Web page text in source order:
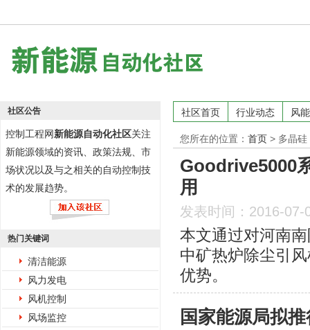
社区公告
控制工程网新能源自动化社区关注
新能源领域的资讯、政策法规、市
场状况以及与之相关的自动控制技
术的发展趋势。
热门关键词
清洁能源
风力发电
风机控制
风场监控
社区首页 行业动态 风能
您所在的位置： 首页 > 多晶硅
Goodrive5000
用
发表时间：2016-07-
本文通过对河南
中矿热炉除尘引
优势。
国家能源局拟